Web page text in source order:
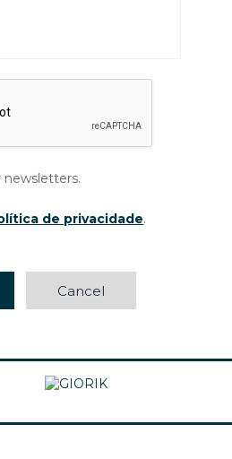
de privacidade.
Cancel